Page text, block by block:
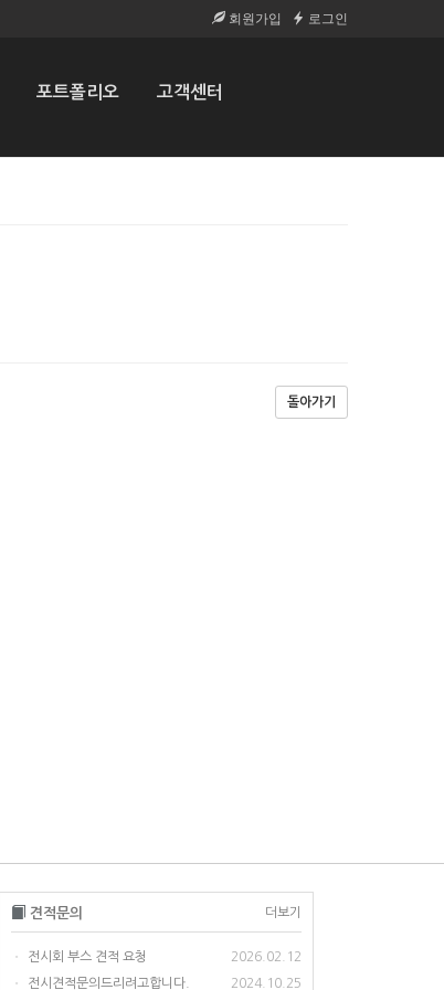
회원가입 로그인
포트폴리오 고객센터
견적문의 더보기
• 전시회 부스 견적 요청 2026.02.12
• 전시견적문의드리려고합니다. 2024.10.25